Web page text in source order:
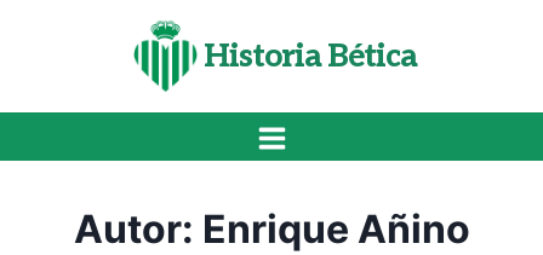
Historia Bética
Autor: Enrique Añino